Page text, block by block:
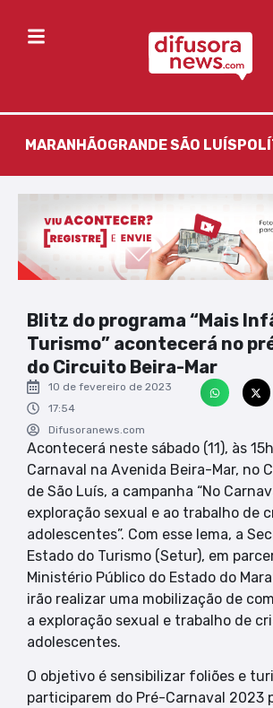
MARANHÃOGRANDE SÃO LUÍS
Blitz do programa “Mais
Turismo” acontecerá no
do Circuito Beira-Mar
10 de fevereiro de 2023
17:54
Difusoranews.com
Acontecerá neste sábado (11), às
Carnaval na Avenida Beira-Mar, no
de São Luís, a campanha “No
exploração sexual e ao trabalho de
adolescentes”. Com esse lema, a
Estado do Turismo (Setur), em
Ministério Público do Estado do
irão realizar uma mobilização de
a exploração sexual e trabalho de
adolescentes.
O objetivo é sensibilizar foliões e
participarem do Pré-Carnaval 2023